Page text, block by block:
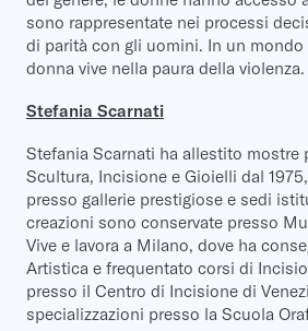
sono rappresentate nei processi
di parità con gli uomini. In un mondo
donna vive nella paura della violenza.
Stefania Scarnati
Stefania Scarnati ha allestito mostre
Scultura, Incisione e Gioielli dal
presso gallerie prestigiose e sedi
creazioni sono conservate presso
Vive e lavora a Milano, dove ha
Artistica e frequentato corsi di
presso il Centro di Incisione di
specializzazioni presso la Scuola